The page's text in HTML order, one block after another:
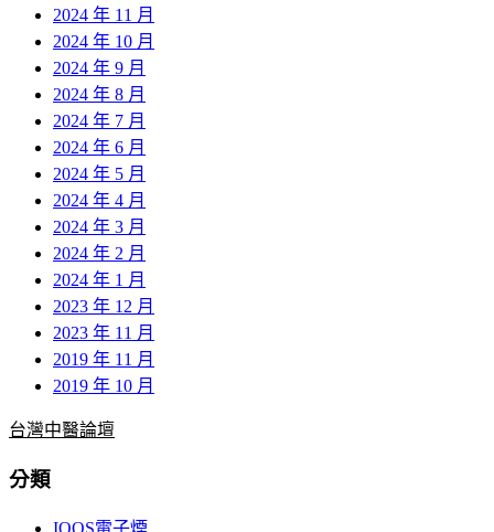
2024 年 11 月
2024 年 10 月
2024 年 9 月
2024 年 8 月
2024 年 7 月
2024 年 6 月
2024 年 5 月
2024 年 4 月
2024 年 3 月
2024 年 2 月
2024 年 1 月
2023 年 12 月
2023 年 11 月
2019 年 11 月
2019 年 10 月
台灣中醫論壇
分類
IQOS電子煙